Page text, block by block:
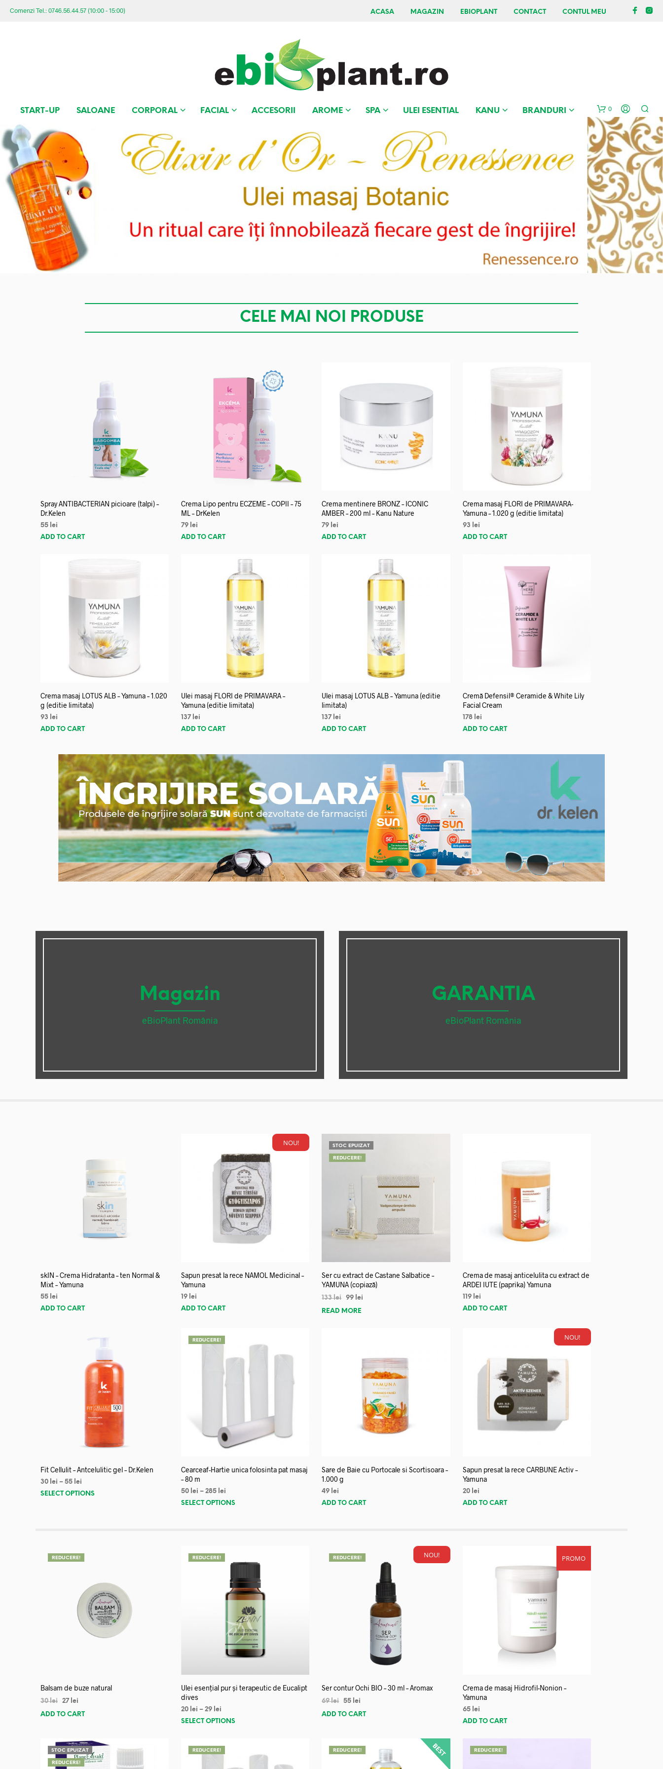
Comenzi Tel.: 0746.56.44.57 (10:00 - 15:00) ACASA MAGAZIN EBIOPLANT CONTACT CONTUL MEU
START-UP SALOANE CORPORAL FACIAL ACCESORII AROME SPA ULEI ESENTIAL KANU BRANDURI 0
CELE MAI NOI PRODUSE
Spray ANTIBACTERIAN picioare (talpi) –
Dr.Kelen
55 lei
ADD TO CART
Crema Lipo pentru ECZEME – COPII – 75
ML – DrKelen
79 lei
ADD TO CART
Crema mentinere BRONZ – ICONIC
AMBER – 200 ml – Kanu Nature
79 lei
ADD TO CART
Crema masaj FLORI de PRIMAVARA-
Yamuna – 1.020 g (editie limitata)
93
lei
ADD TO CART
Crema masaj LOTUS ALB – Yamuna – 1.020
g (editie limitata)
93
lei
ADD TO CART
Ulei masaj FLORI de PRIMAVARA –
Yamuna (editie limitata)
137 lei
ADD TO CART
Ulei masaj LOTUS ALB – Yamuna (editie
limitata)
137 lei
ADD TO CART
Cremă Defensil® Ceramide & White Lily
Facial Cream
178 lei
ADD TO CART
Magazin
eBioPlant România
GARANTIA
eBioPlant România
skIN – Crema Hidratanta – ten Normal &
Mixt – Yamuna
55 lei
ADD TO CART
NOU!
Sapun presat la rece NAMOL Medicinal –
Yamuna
19 lei
ADD TO CART
STOC EPUIZAT
REDUCERE!
Ser cu extract de Castane Salbatice –
YAMUNA (copiază)
133lei 99 lei
READ MORE
Crema de masaj anticelulita cu extract de
ARDEI IUTE (paprika) Yamuna
119 lei
ADD TO CART
Fit Cellulit – Antcelulitic gel – Dr.Kelen
30 lei – 55 lei
SELECT OPTIONS
REDUCERE!
Cearceaf-Hartie unica folosinta pat masaj
– 80 m
50 lei –285 lei
SELECT OPTIONS
Sare de Baie cu Portocale si Scortisoara –
1.000 g
49 lei
ADD TO CART
NOU!
Sapun presat la rece CARBUNE Activ –
Yamuna
20 lei
ADD TO CART
REDUCERE!
Balsam de buze natural
30lei 27 lei
ADD TO CART
REDUCERE!
Ulei esențial pur și terapeutic de Eucalipt
dives
20 lei –29 lei
SELECT OPTIONS
NOU!
REDUCERE!
Ser contur Ochi BIO – 30 ml – Aromax
69lei 55 lei
ADD TO CART
PROMO
Crema de masaj Hidrofil-Nonion –
Yamuna
65 lei
ADD TO CART
STOC EPUIZAT
REDUCERE!
REDUCERE! REDUCERE! REDUCERE!